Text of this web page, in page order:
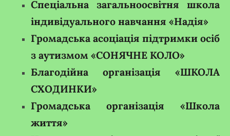
Спеціальна загальноосвітня школа
індивідуального навчання «Надія»
Громадська асоціація підтримки осіб
з аутизмом «СОНЯЧНЕ КОЛО»
Благодійна організація «ШКОЛА
СХОДИНКИ»
Громадська організація «Школа
життя»